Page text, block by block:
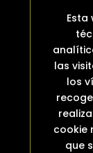
Esta
las
los
cookie
que